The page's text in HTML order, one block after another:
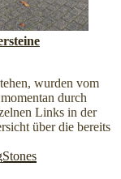
wurden vom
durch
Links in der
über die bereits